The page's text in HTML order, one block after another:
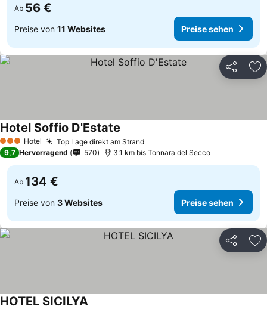
Ab 56 €
Preise von 11 Websites Preise sehen
Teilen
3 SterneHotel Top Lage direkt am Strand
Hotel Soffio D'Estate
9,7 Hervorragend 570 3.1 km bis Tonnara del Secco
Ab 134 €
Preise von 3 Websites Preise sehen
Teilen
HOTEL SICILYA